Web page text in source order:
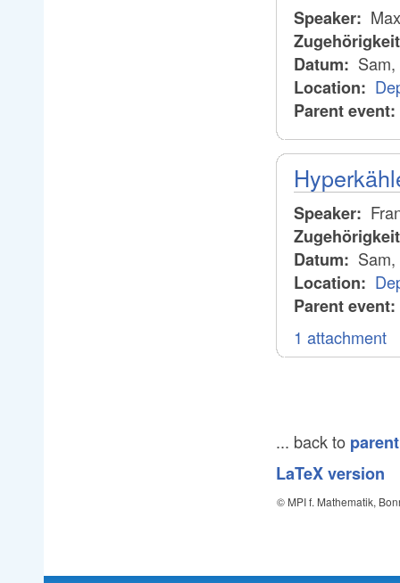
Speaker:
Datum:
Location:
Parent event:
Speaker:
Datum:
Location:
Parent event:
1 attachment
... back to
LaTeX version
© MPI f. Mathematik,